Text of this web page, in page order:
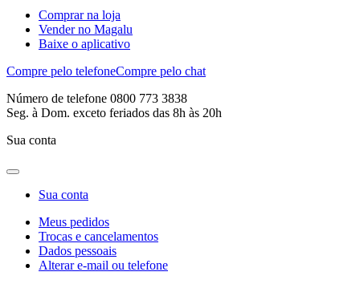
Comprar na loja
Vender no Magalu
Baixe o aplicativo
Compre pelo telefoneCompre pelo chat
Número de telefone 0800 773 3838
Seg. à Dom. exceto feriados das 8h às 20h
Sua conta
Sua conta
Meus pedidos
Trocas e cancelamentos
Dados pessoais
Alterar e-mail ou telefone